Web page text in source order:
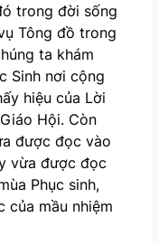
trong đời sống
Tông đồ trong
ta khám
Sinh nơi cộng
hiệu của Lời
Hội. Còn
được đọc vào
vừa được đọc
Phục sinh,
của mầu nhiệm